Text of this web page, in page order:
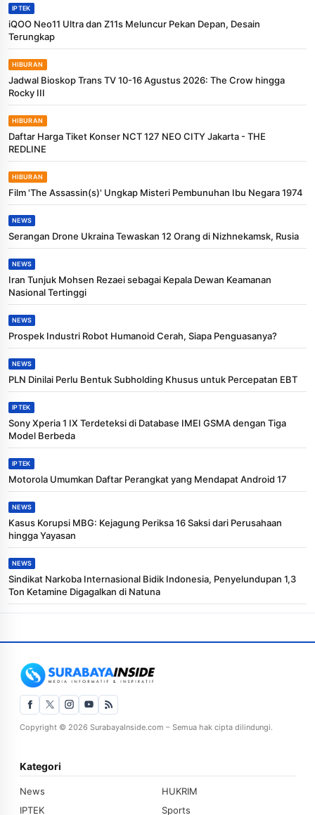
IPTEK
iQOO Neo11 Ultra dan Z11s Meluncur Pekan Depan, Desain
Terungkap
HIBURAN
Jadwal Bioskop Trans TV 10-16 Agustus 2026: The Crow hingga
Rocky III
HIBURAN
Daftar Harga Tiket Konser NCT 127 NEO CITY Jakarta - THE
REDLINE
HIBURAN
Film 'The Assassin(s)' Ungkap Misteri Pembunuhan Ibu Negara 1974
NEWS
Serangan Drone Ukraina Tewaskan 12 Orang di Nizhnekamsk, Rusia
NEWS
Iran Tunjuk Mohsen Rezaei sebagai Kepala Dewan Keamanan
Nasional Tertinggi
NEWS
Prospek Industri Robot Humanoid Cerah, Siapa Penguasanya?
NEWS
PLN Dinilai Perlu Bentuk Subholding Khusus untuk Percepatan EBT
IPTEK
Sony Xperia 1 IX Terdeteksi di Database IMEI GSMA dengan Tiga
Model Berbeda
IPTEK
Motorola Umumkan Daftar Perangkat yang Mendapat Android 17
NEWS
Kasus Korupsi MBG: Kejagung Periksa 16 Saksi dari Perusahaan
hingga Yayasan
NEWS
Sindikat Narkoba Internasional Bidik Indonesia, Penyelundupan 1,3
Ton Ketamine Digagalkan di Natuna
Copyright © 2026 SurabayaInside.com – Semua hak cipta dilindungi.
Kategori
News
HUKRIM
IPTEK
Sports